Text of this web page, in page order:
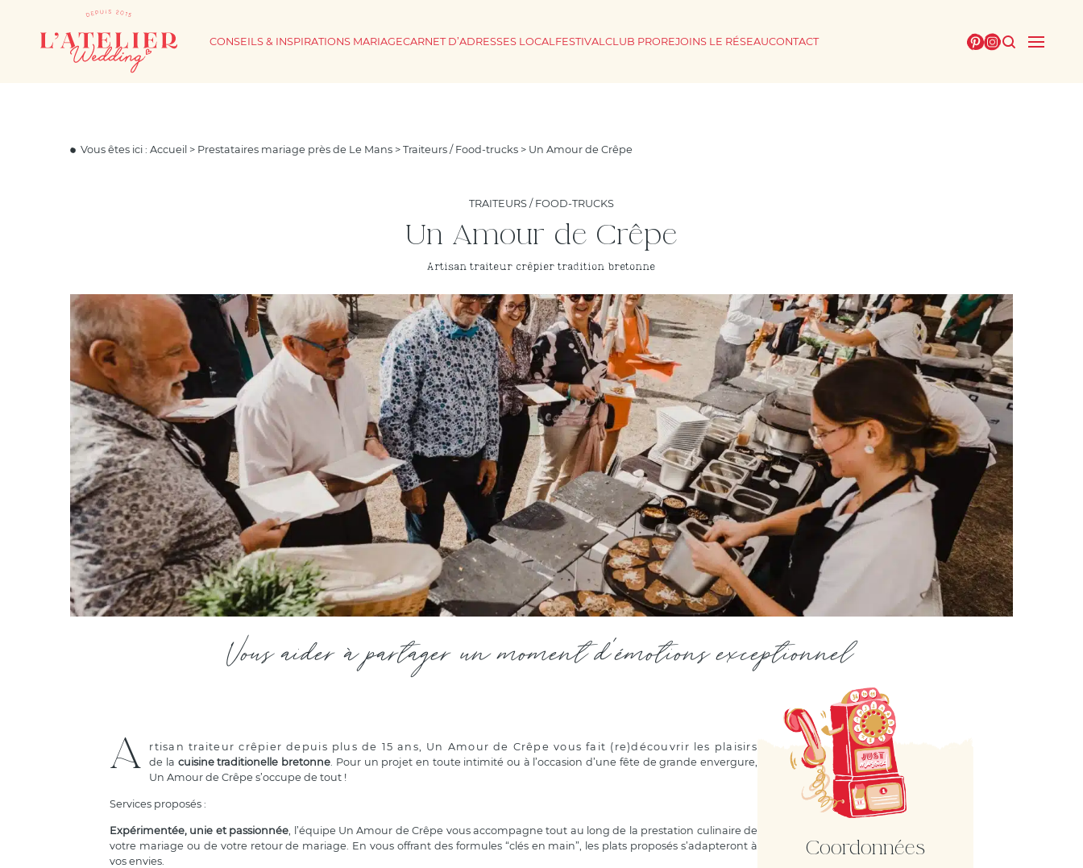
CONSEILS & INSPIRATIONS MARIAGECARNET D’ADRESSES LOCALFESTIVALCLUB PROREJOINS LE RÉSEAUCONTACT
Vous êtes ici :Accueil > Prestataires mariage près de Le Mans >Traiteurs / Food-trucks > Un Amour de Crêpe
TRAITEURS / FOOD-TRUCKS
Un Amour de Crêpe
Artisan traiteur crêpier tradition bretonne
Vous aider à partager un moment d'émotions exceptionnel
A
rtisan traiteur crêpier depuis plus de 15 ans, Un Amour de Crêpe vous fait (re)découvrir les plaisirs
de la cuisine traditionelle bretonne. Pour un projet en toute intimité ou à l’occasion d’une fête de grande envergure,
Un Amour de Crêpe s’occupe de tout !
Services proposés :
Expérimentée, unie et passionnée, l’équipe Un Amour de Crêpe vous accompagne tout au long de la prestation culinaire de
votre mariage ou de votre retour de mariage. En vous offrant des formules “clés en main”, les plats proposés s’adapteront à
vos envies.
Coordonnées